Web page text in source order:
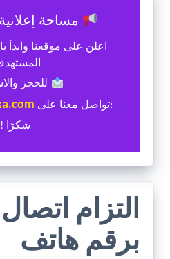
مساحة
اعلن على موقعنا
للحجز
:تواصل معنا على
شكرًا !
التزام
برقم هاتف